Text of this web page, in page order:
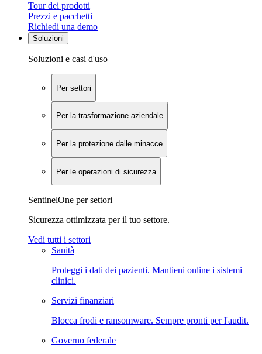
Tour dei prodotti
Prezzi e pacchetti
Richiedi una demo
Soluzioni
Soluzioni e casi d'uso
Per settori
Per la trasformazione aziendale
Per la protezione dalle minacce
Per le operazioni di sicurezza
SentinelOne per settori
Sicurezza ottimizzata per il tuo settore.
Vedi tutti i settori
Sanità
Proteggi i dati dei pazienti. Mantieni online i sistemi
clinici.
Servizi finanziari
Blocca frodi e ransomware. Sempre pronti per l'audit.
Governo federale